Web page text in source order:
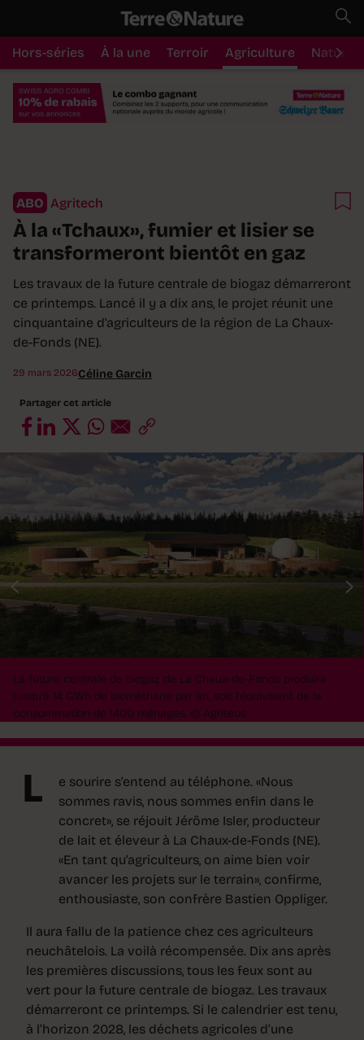
Hors-séries À la une Terroir Agriculture Nature
ABO Agritech
À la «Tchaux», fumier et lisier se
transformeront bientôt en gaz
Les travaux de la future centrale de biogaz démarreront
ce printemps. Lancé il y a dix ans, le projet réunit une
cinquantaine d'agriculteurs de la région de La Chaux-
de-Fonds (NE).
29 mars 2026Céline Garcin
Partager cet article
La future centrale de biogaz de La Chaux-de-Fonds produira
jusqu'à 14 GWh de biométhane par an, soit l'équivalent de la
consommation de 1400 ménages. © Agriteos
L
e sourire s’entend au téléphone. «Nous
sommes ravis, nous sommes enfin dans le
concret», se réjouit Jérôme Isler, producteur
de lait et éleveur à La Chaux-de-Fonds (NE).
«En tant qu’agriculteurs, on aime bien voir
avancer les projets sur le terrain», confirme,
enthousiaste, son confrère Bastien Oppliger.
Il aura fallu de la patience chez ces agriculteurs
neuchâtelois. La voilà récompensée. Dix ans après
les premières discussions, tous les feux sont au
vert pour la future centrale de biogaz. Les travaux
démarreront ce printemps. Si le calendrier est tenu,
à l’horizon 2028, les déchets agricoles d’une